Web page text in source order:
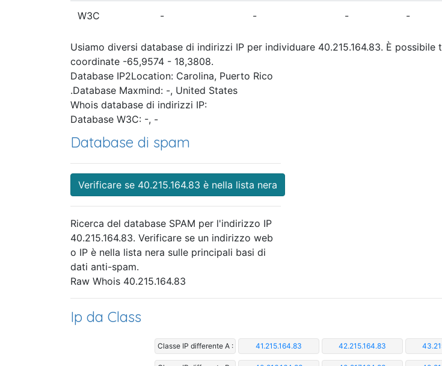
W3C - - - -
Usiamo diversi database di indirizzi IP per individuare 40.215.164.83. È
coordinate -65,9574 - 18,3808.
Database IP2Location: Carolina, Puerto Rico
.Database Maxmind: -, United States
Whois database di indirizzi IP:
Database W3C: -, -
Database di spam
Verificare se 40.215.164.83 è nella lista nera
Ricerca del database SPAM per l'indirizzo IP
40.215.164.83. Verificare se un indirizzo web
o IP è nella lista nera sulle principali basi di
dati anti-spam.
Raw Whois 40.215.164.83
Ip da Class
Classe IP differente A : 41.215.164.83 42.215.164.83